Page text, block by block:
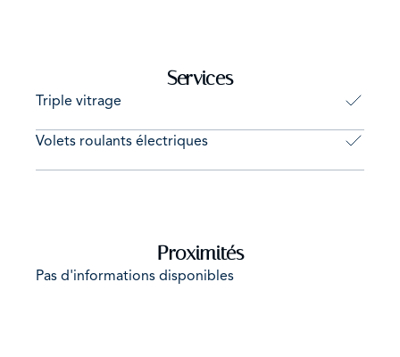
Services
Triple vitrage
Volets roulants électriques
Proximités
Pas d'informations disponibles